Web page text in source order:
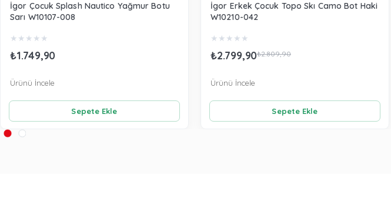
İgor Çocuk Splash Nautico Yağmur Botu
Sarı W10107-008
★ ★ ★ ★ ★
₺1.749,90
Sepete Ekle
Ürünü İncele
İgor Erkek Çocuk Topo Skı Camo Bot Haki
W10210-042
★ ★ ★ ★ ★
₺2.799,90₺2.809,90
Sepete Ekle
Ürünü İncele